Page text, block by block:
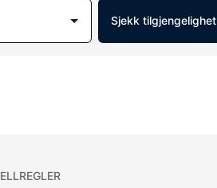
Sjekk tilgjengelighet